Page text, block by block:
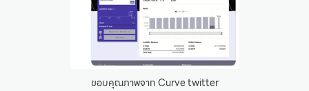
ขอบคุณภาพจาก Curve twitter